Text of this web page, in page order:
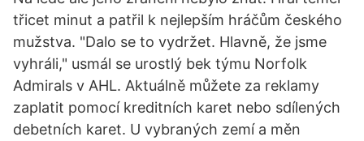
třicet minut a patřil k nejlepším hráčům českého
mužstva. "Dalo se to vydržet. Hlavně, že jsme
vyhráli," usmál se urostlý bek týmu Norfolk
Admirals v AHL. Aktuálně můžete za reklamy
zaplatit pomocí kreditních karet nebo sdílených
debetních karet. U vybraných zemí a měn